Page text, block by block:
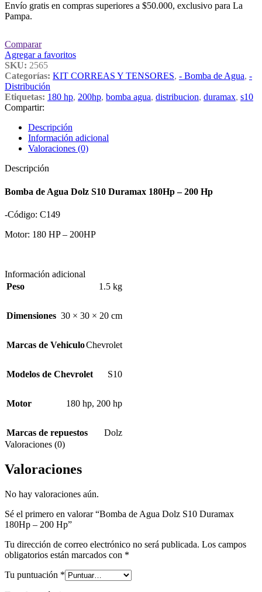
Envío gratis en compras superiores a $50.000, exclusivo para La
Pampa.
Comparar
Agregar a favoritos
SKU: 2565
Categorías: KIT CORREAS Y TENSORES, - Bomba de Agua, -
Distribución
Etiquetas: 180 hp, 200hp, bomba agua, distribucion, duramax, s10
Compartir:
Descripción
Información adicional
Valoraciones (0)
Descripción
Bomba de Agua Dolz S10 Duramax 180Hp – 200 Hp
-Código: C149
Motor: 180 HP – 200HP
Información adicional
Peso
1.5 kg
Dimensiones 30 × 30 × 20 cm
Marcas de VehiculoChevrolet
Modelos de Chevrolet S10
Motor 180 hp, 200 hp
Marcas de repuestos
Dolz
Valoraciones (0)
Valoraciones
No hay valoraciones aún.
Sé el primero en valorar “Bomba de Agua Dolz S10 Duramax
180Hp – 200 Hp”
Tu dirección de correo electrónico no será publicada. Los campos
obligatorios están marcados con *
Tu puntuación *